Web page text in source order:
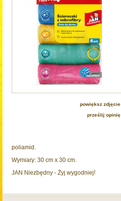
powiększ zdjęcie
prześlij opinię
poliamid.
Wymiary: 30 cm x 30 cm.
JAN Niezbędny - Żyj wygodniej!